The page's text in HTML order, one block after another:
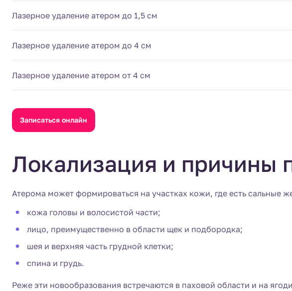
Лазерное удаление атером до 1,5 см
Лазерное удаление атером до 4 см
Лазерное удаление атером от 4 см
Записаться онлайн
Локализация и причины
Атерома может формироваться на участках кожи, где есть сальные
кожа головы и волосистой части;
лицо, преимущественно в области щек и подбородка;
шея и верхняя часть грудной клетки;
спина и грудь.
Реже эти новообразования встречаются в паховой области и на